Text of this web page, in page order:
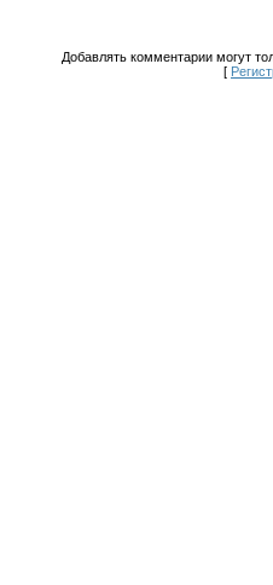
Добавлять комментарии могут
[